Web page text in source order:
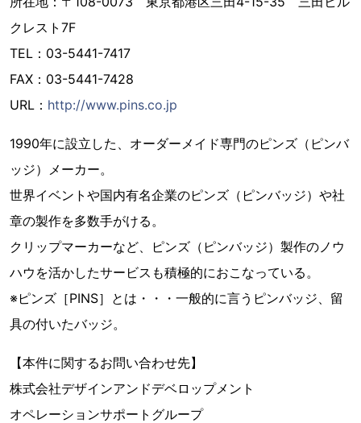
クレスト7F
TEL：03-5441-7417
FAX：03-5441-7428
URL： http://www.pins.co.jp
1990年に設立した、オーダーメイド専門のピンズ（ピンバ
ッジ）メーカー。
世界イベントや国内有名企業のピンズ（ピンバッジ）や社
章の製作を多数手がける。
クリップマーカーなど、ピンズ（ピンバッジ）製作のノウ
ハウを活かしたサービスも積極的におこなっている。
※ピンズ［PINS］とは・・・一般的に言うピンバッジ、留
具の付いたバッジ。
【本件に関するお問い合わせ先】
株式会社デザインアンドデベロップメント
オペレーションサポートグループ